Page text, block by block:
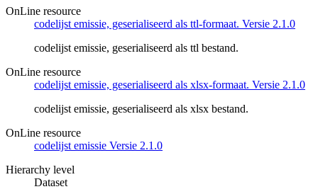
OnLine resource
codelijst emissie, geserialiseerd als ttl-formaat. Versie 2.1.0
codelijst emissie, geserialiseerd als ttl bestand.
OnLine resource
codelijst emissie, geserialiseerd als xlsx-formaat. Versie 2.1.0
codelijst emissie, geserialiseerd als xlsx bestand.
OnLine resource
codelijst emissie Versie 2.1.0
Hierarchy level
Dataset